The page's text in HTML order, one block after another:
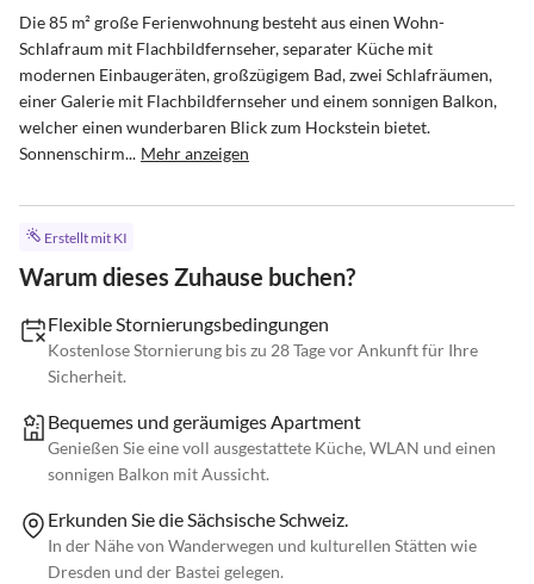
Die 85 m² große Ferienwohnung besteht aus einen Wohn-
Schlafraum mit Flachbildfernseher, separater Küche mit
modernen Einbaugeräten, großzügigem Bad, zwei Schlafräumen,
einer Galerie mit Flachbildfernseher und einem sonnigen Balkon,
welcher einen wunderbaren Blick zum Hockstein bietet.
Sonnenschirm... Mehr anzeigen
Erstellt mit KI
Warum dieses Zuhause buchen?
Flexible Stornierungsbedingungen
Kostenlose Stornierung bis zu 28 Tage vor Ankunft für Ihre
Sicherheit.
Bequemes und geräumiges Apartment
Genießen Sie eine voll ausgestattete Küche, WLAN und einen
sonnigen Balkon mit Aussicht.
Erkunden Sie die Sächsische Schweiz.
In der Nähe von Wanderwegen und kulturellen Stätten wie
Dresden und der Bastei gelegen.